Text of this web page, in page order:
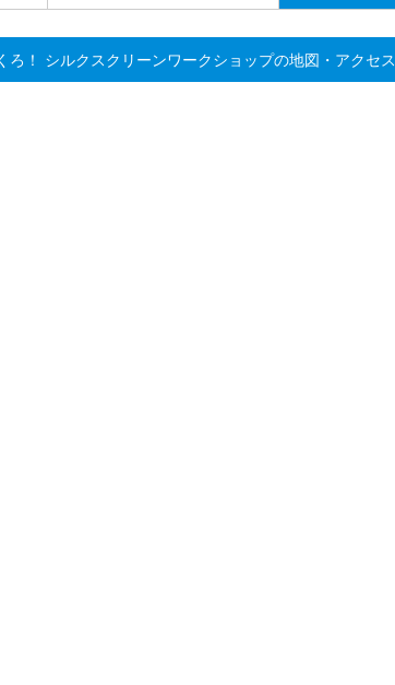
！ シルクスクリーンワークショップの地図・アクセス